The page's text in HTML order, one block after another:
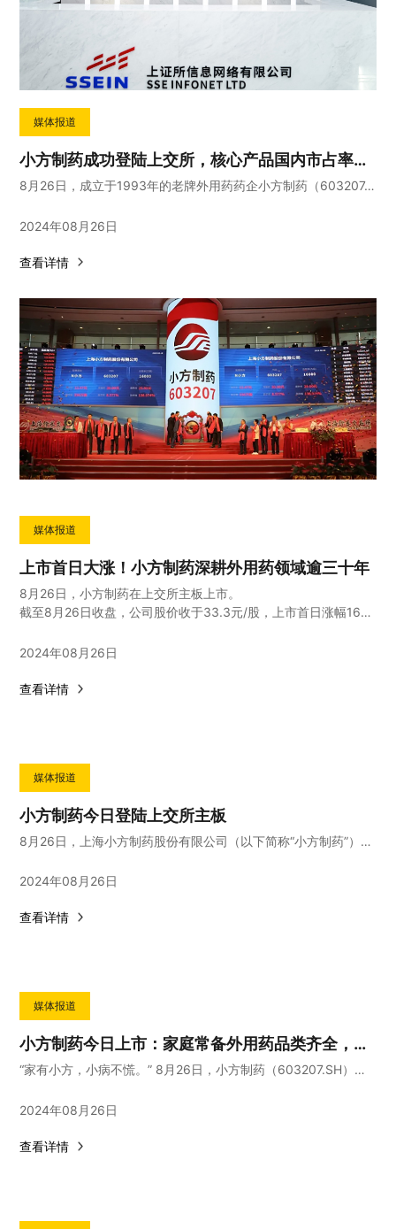
媒体报道
小方制药成功登陆上交所，核心产品国内市占率领先
8月26日，成立于1993年的老牌外用药药企小方制药（603207.SH）成功登陆上交所主板。
2024年08月26日
查看详情
媒体报道
上市首日大涨！小方制药深耕外用药领域逾三十年
8月26日，小方制药在上交所主板上市。
截至8月26日收盘，公司股价收于33.3元/股，上市首日涨幅167.04%，总市值约为53.28亿元。
2024年08月26日
查看详情
媒体报道
小方制药今日登陆上交所主板
8月26日，上海小方制药股份有限公司（以下简称“小方制药”）正式登陆上交所主板。
2024年08月26日
查看详情
媒体报道
小方制药今日上市：家庭常备外用药品类齐全，核心产品销售额超2亿
“家有小方，小病不慌。” 8月26日，小方制药（603207.SH）在上交所主板上市，首次公开发行4000万股，发行价格为12.47元/股。
2024年08月26日
查看详情